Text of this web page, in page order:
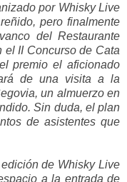
por Whisky Live
pero finalmente
del Restaurante
el II Concurso de Cata
premio el aficionado
de una visita a la
un almuerzo en
Sin duda, el plan
de asistentes que
de Whisky Live
a la entrada de